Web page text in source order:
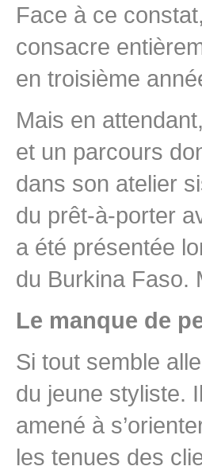
Face à ce
consacre
en troisième
Mais en
et un parcours
dans son atelier
du prêt-à-porter
a été présentée
du Burkina Faso.
Le manque de
Si tout semble
du jeune styliste.
amené à
les tenues des